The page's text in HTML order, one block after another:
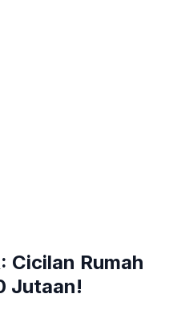
Cicilan Rumah
Jutaan!